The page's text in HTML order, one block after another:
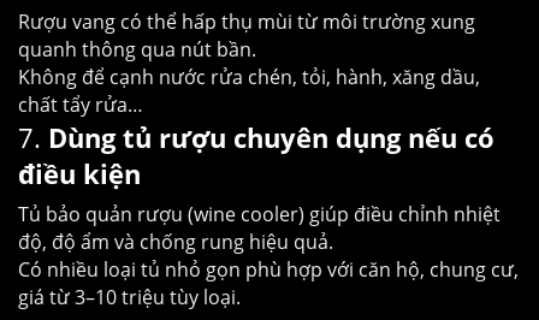
Rượu vang có thể hấp thụ mùi từ môi trường xung
quanh thông qua nút bần.
Không để cạnh nước rửa chén, tỏi, hành, xăng dầu,
chất tẩy rửa…
7. Dùng tủ rượu chuyên dụng nếu có
điều kiện
Tủ bảo quản rượu (wine cooler) giúp điều chỉnh nhiệt
độ, độ ẩm và chống rung hiệu quả.
Có nhiều loại tủ nhỏ gọn phù hợp với căn hộ, chung cư,
giá từ 3–10 triệu tùy loại.